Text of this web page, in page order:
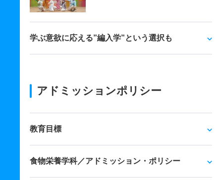
学ぶ意欲に応える”編入学”という選択も
アドミッションポリシー
教育目標
食物栄養学科／アドミッション・ポリシー